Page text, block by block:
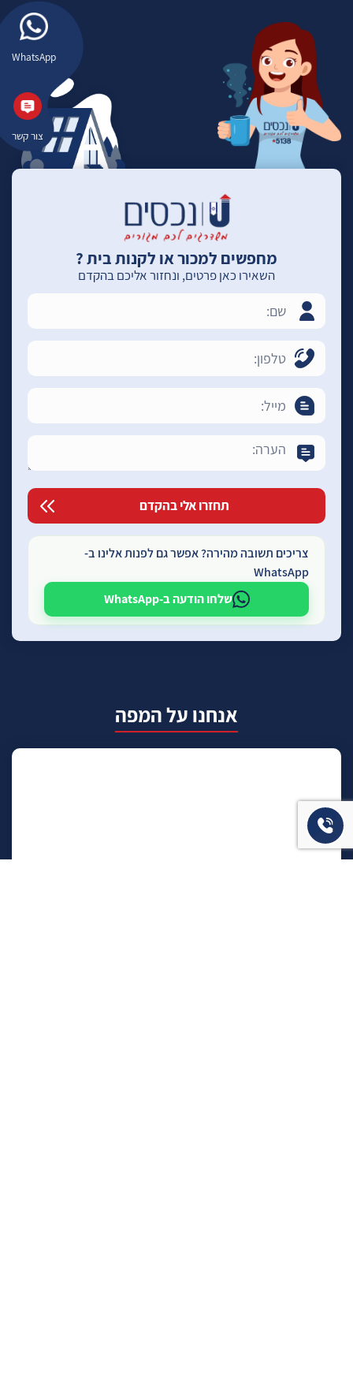
WhatsApp
צור קשר
מחפשים למכור או לקנות בית ?
השאירו כאן פרטים, ונחזור אליכם בהקדם
צריכים תשובה מהירה? אפשר גם לפנות אלינו ב-
WhatsApp
שלחו הודעה ב-WhatsApp
אנחנו על המפה